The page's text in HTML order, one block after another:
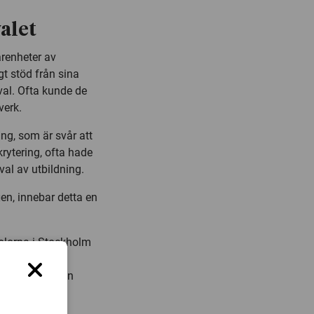
av
stöd från sina
Ofta kunde de
som är svår att
ofta hade
av utbildning.
innebar detta en
i Stockholm
deras
Brendan